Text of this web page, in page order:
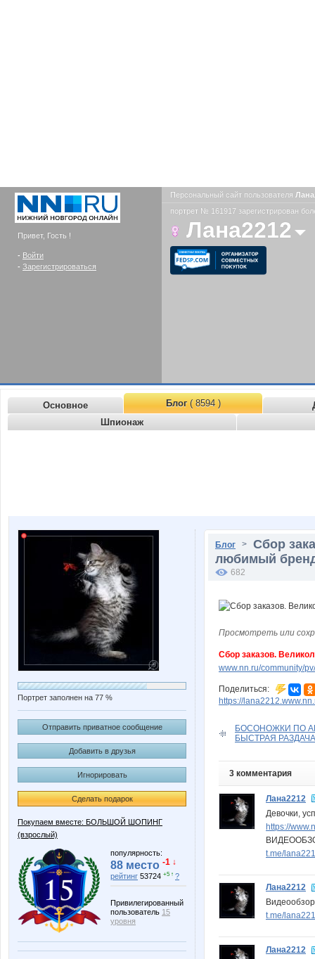
Привет, Гость !
- Войти
- Зарегистрироваться
Персональный сайт пользователя
портрет № 161917 зарегистрирован
Лана2212
Основное Блог( 8594 )
Шпионаж
Портрет заполнен на 77 %
Отправить приватное сообщение
Добавить в друзья
Игнорировать
Сделать подарок
Покупаем вместе: БОЛЬШОЙ ШОПИНГ
(взрослый)
популярность:
88 место -1 ↓
рейтинг 53724 +5 ↑ ?
Привилегированный
пользователь 15
уровня
Блог > Сбор
любимый
682
Просмотреть или
Сбор заказов.
www.nn.ru/community/
Поделиться:
https://
БОСОНОЖКИ ПО
БЫСТРАЯ
3 комментария
Лана2212
Девочки,
https://
t.me/
Лана2212
t.me/
Лана2212